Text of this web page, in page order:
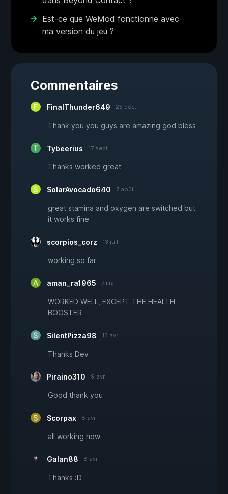
Est-ce que WeMod fonctionne avec
ma version du jeu ?
Commentaires
FinalThunder649 25 déc.
Thank you you guys are amazing god bless
Tybeerius 17 sept.
Thanks worked great
SolarAvocado640 7 août
great stamina and oxygen are switched but
it works fine
scorpios_corz 13 juil.
working so far
aman_ra1965 7 mai
WORKED WELL, EXCEPT THE HEALTH
BOOSTER
SilentPizza98 13 avr.
Thanks Dev
Piraino310 9 avr.
Good thank you
Scorpax 8 avr.
all working now
Galan88 8 avr.
Thanks :D